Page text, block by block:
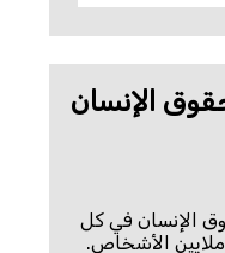
الإنسان
الإنسان في كل
ملايين الأشخاص.